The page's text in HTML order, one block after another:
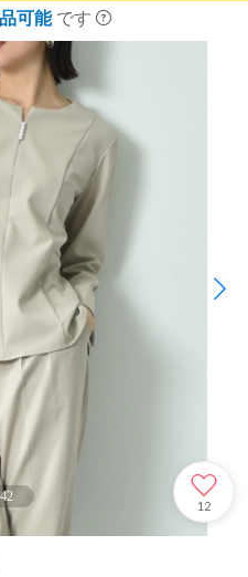
可能 です
42
12